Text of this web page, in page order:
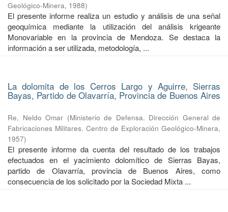
Geológico-Minera, 1988)
El presente informe realiza un estudio y análisis de una señal
geoquímica mediante la utilización del análisis krigeante
Monovariable en la provincia de Mendoza. Se destaca la
información a ser utilizada, metodología, ...
La dolomita de los Cerros Largo y Aguirre, Sierras
Bayas, Partido de Olavarría, Provincia de Buenos Aires
Re, Neldo Omar (Ministerio de Defensa. Dirección General de
Fabricaciones Militares. Centro de Exploración Geológico-Minera,
1957)
El presente informe da cuenta del resultado de los trabajos
efectuados en el yacimiento dolomítico de Sierras Bayas,
partido de Olavarría, provincia de Buenos Aires, como
consecuencia de los solicitado por la Sociedad Mixta ...